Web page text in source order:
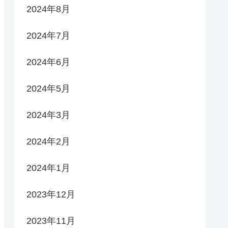
2024年8月
2024年7月
2024年6月
2024年5月
2024年3月
2024年2月
2024年1月
2023年12月
2023年11月